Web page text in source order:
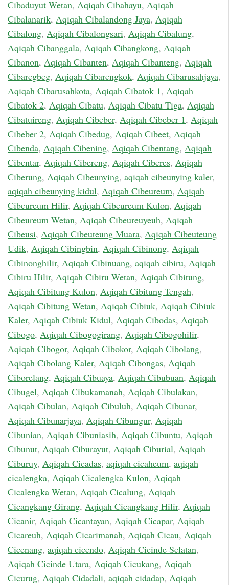
Cibaduyut Wetan, Aqiqah Cibahayu, Aqiqah
Cibalanarik, Aqiqah Cibalandong Jaya, Aqiqah
Cibalong, Aqiqah Cibalongsari, Aqiqah Cibalung,
Aqiqah Cibanggala, Aqiqah Cibangkong, Aqiqah
Cibanon, Aqiqah Cibanten, Aqiqah Cibanteng, Aqiqah
Cibaregbeg, Aqiqah Cibarengkok, Aqiqah Cibarusahjaya,
Aqiqah Cibarusahkota, Aqiqah Cibatok 1, Aqiqah
Cibatok 2, Aqiqah Cibatu, Aqiqah Cibatu Tiga, Aqiqah
Cibatuireng, Aqiqah Cibeber, Aqiqah Cibeber 1, Aqiqah
Cibeber 2, Aqiqah Cibedug, Aqiqah Cibeet, Aqiqah
Cibenda, Aqiqah Cibening, Aqiqah Cibentang, Aqiqah
Cibentar, Aqiqah Cibereng, Aqiqah Ciberes, Aqiqah
Ciberung, Aqiqah Cibeunying, aqiqah cibeunying kaler,
aqiqah cibeunying kidul, Aqiqah Cibeureum, Aqiqah
Cibeureum Hilir, Aqiqah Cibeureum Kulon, Aqiqah
Cibeureum Wetan, Aqiqah Cibeureuyeuh, Aqiqah
Cibeusi, Aqiqah Cibeuteung Muara, Aqiqah Cibeuteung
Udik, Aqiqah Cibingbin, Aqiqah Cibinong, Aqiqah
Cibinonghilir, Aqiqah Cibinuang, aqiqah cibiru, Aqiqah
Cibiru Hilir, Aqiqah Cibiru Wetan, Aqiqah Cibitung,
Aqiqah Cibitung Kulon, Aqiqah Cibitung Tengah,
Aqiqah Cibitung Wetan, Aqiqah Cibiuk, Aqiqah Cibiuk
Kaler, Aqiqah Cibiuk Kidul, Aqiqah Cibodas, Aqiqah
Cibogo, Aqiqah Cibogogirang, Aqiqah Cibogohilir,
Aqiqah Cibogor, Aqiqah Cibokor, Aqiqah Cibolang,
Aqiqah Cibolang Kaler, Aqiqah Cibongas, Aqiqah
Ciborelang, Aqiqah Cibuaya, Aqiqah Cibubuan, Aqiqah
Cibugel, Aqiqah Cibukamanah, Aqiqah Cibulakan,
Aqiqah Cibulan, Aqiqah Cibuluh, Aqiqah Cibunar,
Aqiqah Cibunarjaya, Aqiqah Cibungur, Aqiqah
Cibunian, Aqiqah Cibuniasih, Aqiqah Cibuntu, Aqiqah
Cibunut, Aqiqah Ciburayut, Aqiqah Ciburial, Aqiqah
Ciburuy, Aqiqah Cicadas, aqiqah cicaheum, aqiqah
cicalengka, Aqiqah Cicalengka Kulon, Aqiqah
Cicalengka Wetan, Aqiqah Cicalung, Aqiqah
Cicangkang Girang, Aqiqah Cicangkang Hilir, Aqiqah
Cicanir, Aqiqah Cicantayan, Aqiqah Cicapar, Aqiqah
Cicareuh, Aqiqah Cicarimanah, Aqiqah Cicau, Aqiqah
Cicenang, aqiqah cicendo, Aqiqah Cicinde Selatan,
Aqiqah Cicinde Utara, Aqiqah Cicukang, Aqiqah
Cicurug, Aqiqah Cidadali, aqiqah cidadap, Aqiqah